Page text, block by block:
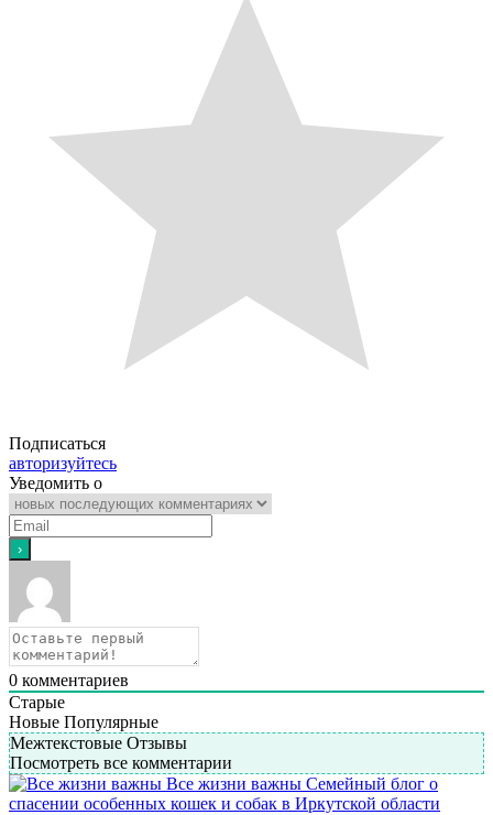
Подписаться
авторизуйтесь
Уведомить о
0 комментариев
Старые
Новые Популярные
Межтекстовые Отзывы
Посмотреть все комментарии
Все жизни важны Семейный блог о
спасении особенных кошек и собак в Иркутской области